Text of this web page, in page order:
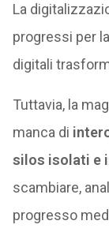
La
progressi per
digitali
Tuttavia, la
manca di
silos isolati e
scambiare,
progresso